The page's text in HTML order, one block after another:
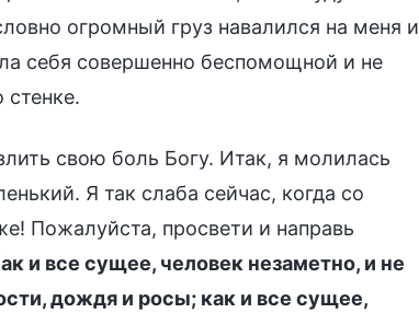
огромный груз навалился на меня и
себя совершенно беспомощной и не
стенке.
свою боль Богу. Итак, я молилась
Я так слаба сейчас, когда со
Пожалуйста, просвети и направь
и все сущее, человек незаметно, и не
дождя и росы; как и все сущее,